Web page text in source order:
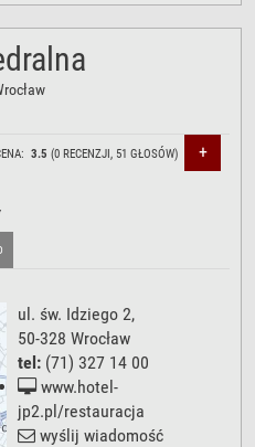
3.5 (0 RECENZJI, 51 GŁOSÓW) +
ul. św. Idziego 2,
50-328 Wrocław
tel: (71) 327 14 00
www.hotel-
jp2.pl/restauracja
wyślij wiadomość